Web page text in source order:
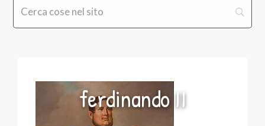
ferdinando II